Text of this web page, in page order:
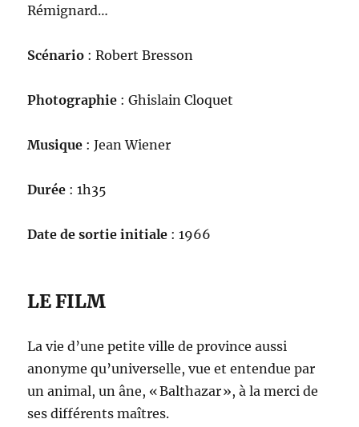
Rémignard…
Scénario : Robert Bresson
Photographie : Ghislain Cloquet
Musique : Jean Wiener
Durée : 1h35
Date de sortie initiale : 1966
LE FILM
La vie d’une petite ville de province aussi
anonyme qu’universelle, vue et entendue par
un animal, un âne, « Balthazar », à la merci de
ses différents maîtres.